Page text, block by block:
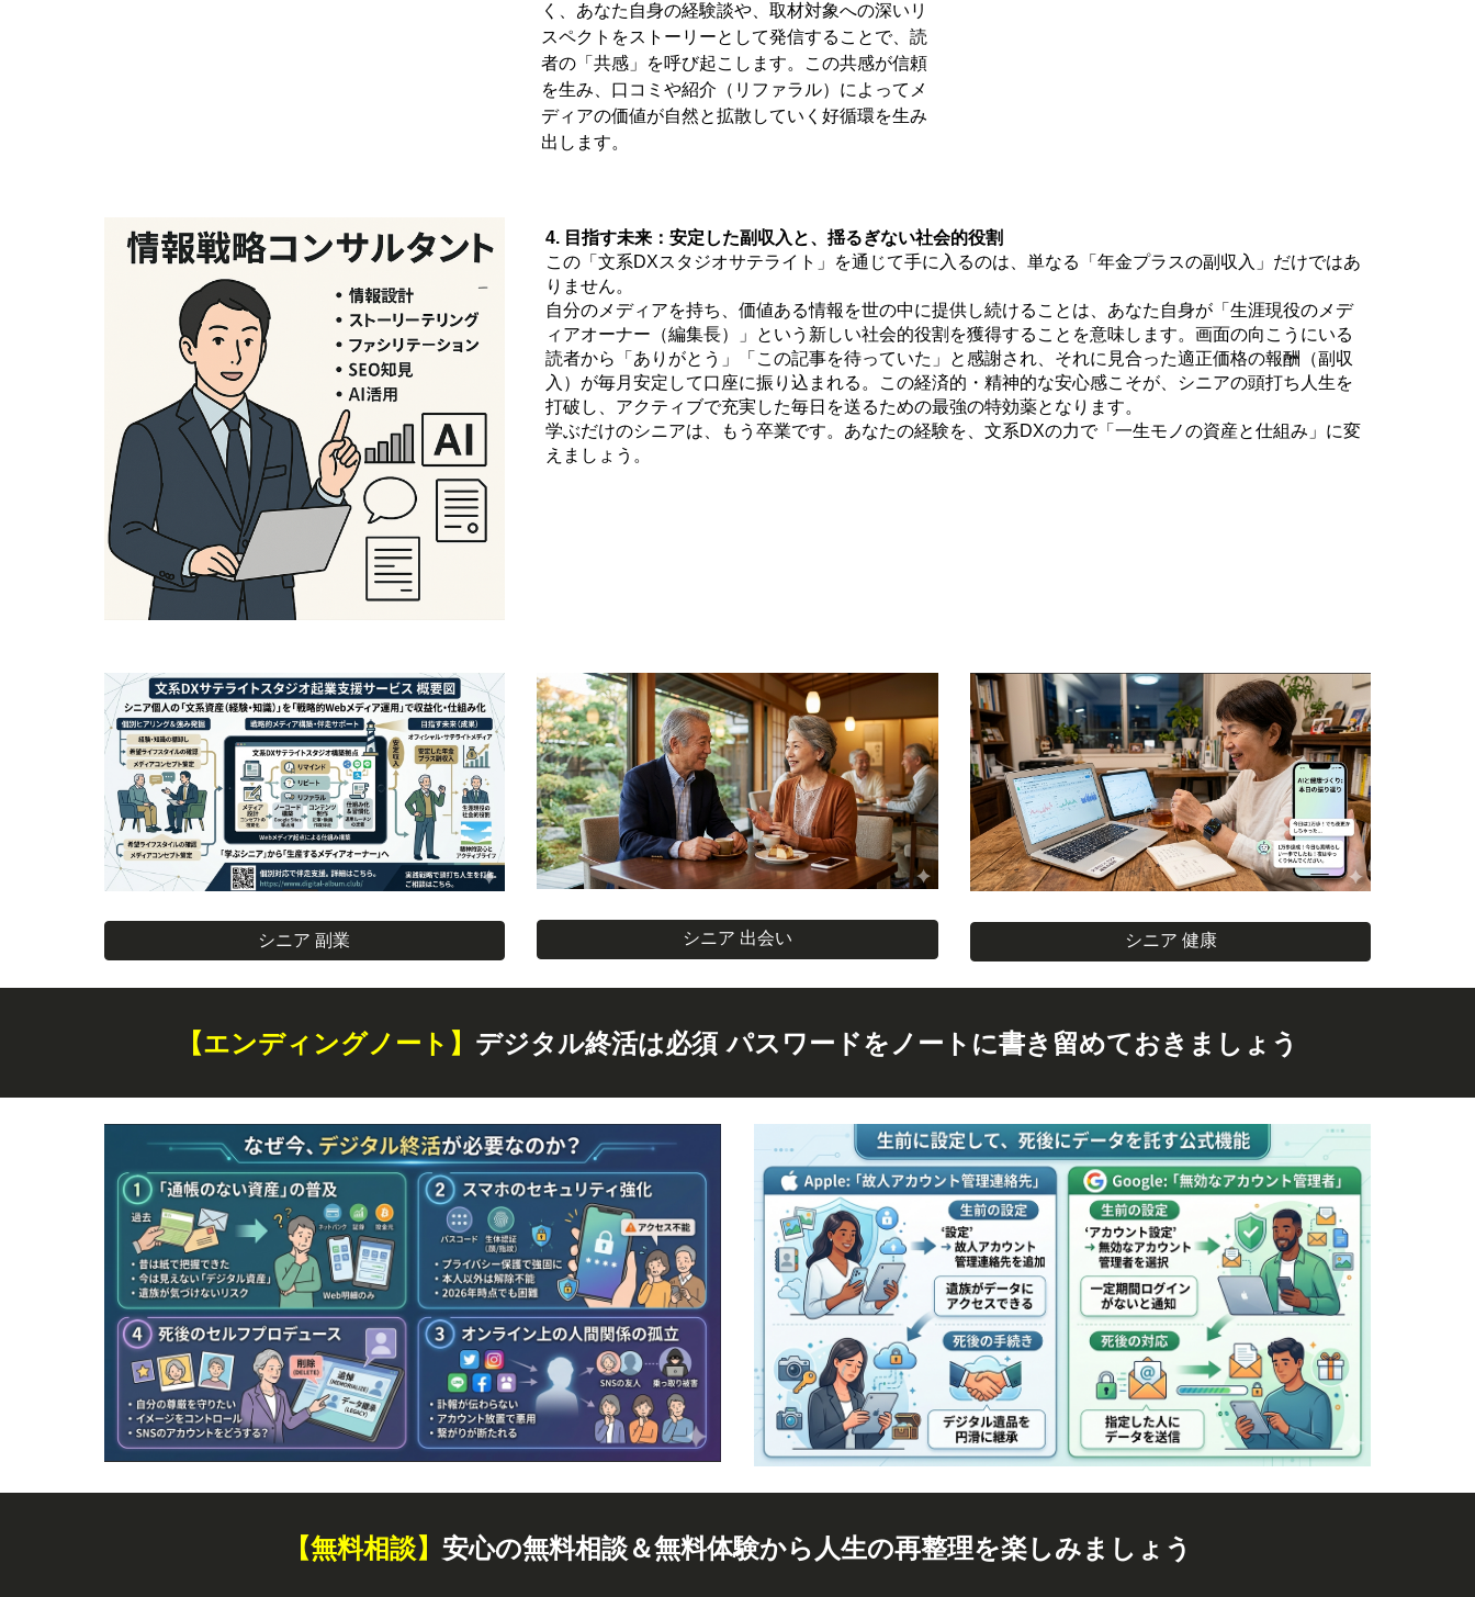
く、あなた自身の経験談や、取材対象への深いリ
スペクトをストーリーとして発信することで、読
者の「共感」を呼び起こします。この共感が信頼
を生み、口コミや紹介（リファラル）によってメ
ディアの価値が自然と拡散していく好循環を生み
出します。
4. 目指す未来：安定した副収入と、揺るぎない社会的役割
この「文系DXスタジオサテライト」を通じて手に入るのは、単なる「年金プラスの副収入」だけではあ
りません。
自分のメディアを持ち、価値ある情報を世の中に提供し続けることは、あなた自身が「生涯現役のメデ
ィアオーナー（編集長）」という新しい社会的役割を獲得することを意味します。画面の向こうにいる
読者から「ありがとう」「この記事を待っていた」と感謝され、それに見合った適正価格の報酬（副収
入）が毎月安定して口座に振り込まれる。この経済的・精神的な安心感こそが、シニアの頭打ち人生を
打破し、アクティブで充実した毎日を送るための最強の特効薬となります。
学ぶだけのシニアは、もう卒業です。あなたの経験を、文系DXの力で「一生モノの資産と仕組み」に変
えましょう。
シニア 副業 シニア 出会い シニア 健康
【エンディングノート】 デジタル終活は必須 パスワードをノートに書き留めておきましょう
【無料相談】 安心の無料相談＆無料体験から人生の再整理を楽しみましょう